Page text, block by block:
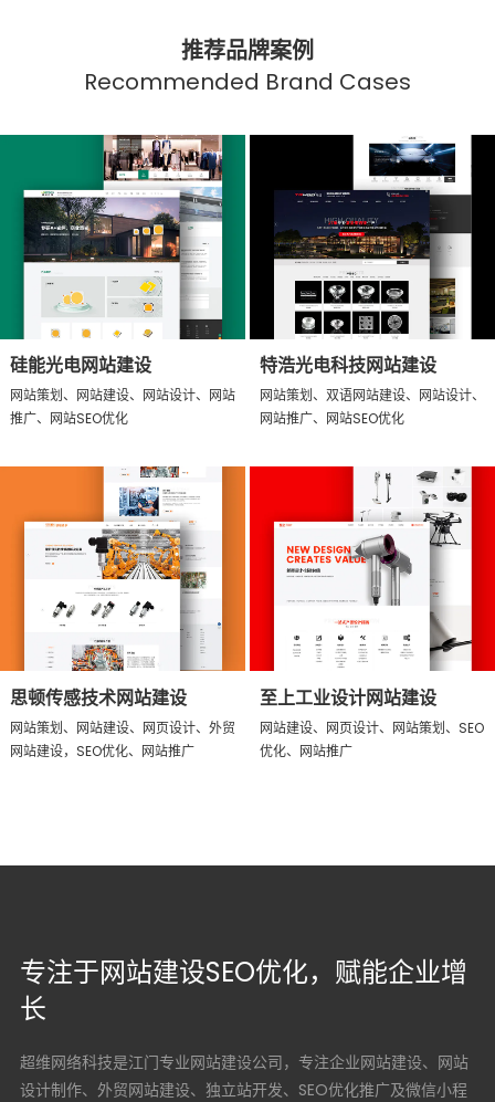
推荐品牌案例
Recommended Brand Cases
硅能光电网站建设
网站策划、网站建设、网站设计、网站
推广、网站SEO优化
特浩光电科技网站建设
网站策划、双语网站建设、网站设计、
网站推广、网站SEO优化
思顿传感技术网站建设
网站策划、网站建设、网页设计、外贸
网站建设，SEO优化、网站推广
至上工业设计网站建设
网站建设、网页设计、网站策划、SEO
优化、网站推广
专注于网站建设SEO优化，赋能企业增
长
超维网络科技是江门专业网站建设公司，专注企业网站建设、网站
设计制作、外贸网站建设、独立站开发、SEO优化推广及微信小程